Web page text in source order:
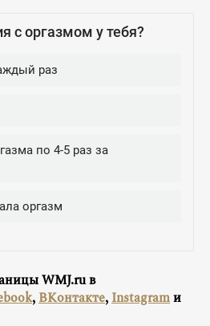
WMJ.ru в
, ВКонтакте, Instagramи